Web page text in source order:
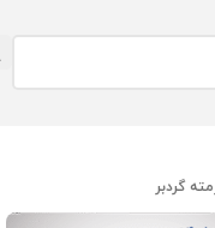
مته گردبر